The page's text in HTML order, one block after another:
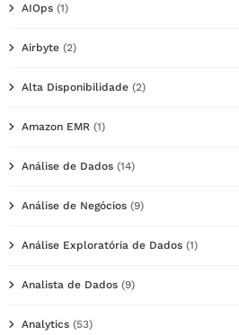
AIOps (1)
Airbyte (2)
Alta Disponibilidade (2)
Amazon EMR (1)
Análise de Dados (14)
Análise de Negócios (9)
Análise Exploratória de Dados (1)
Analista de Dados (9)
Analytics (53)